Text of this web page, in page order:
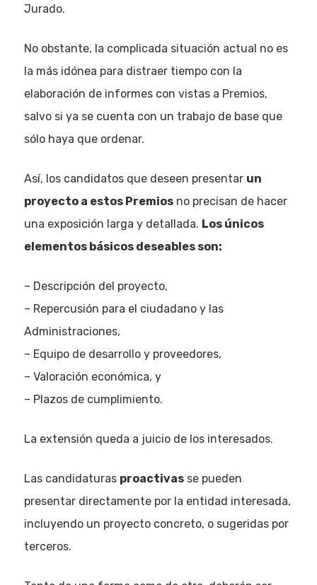
Jurado.
No obstante, la complicada situación actual no es
la más idónea para distraer tiempo con la
elaboración de informes con vistas a Premios,
salvo si ya se cuenta con un trabajo de base que
sólo haya que ordenar.
Así, los candidatos que deseen presentar un
proyecto a estos Premiosno precisan de hacer
una exposición larga y detallada. Los únicos
elementos básicos deseables son:
– Descripción del proyecto,
– Repercusión para el ciudadano y las
Administraciones,
– Equipo de desarrollo y proveedores,
– Valoración económica, y
– Plazos de cumplimiento.
La extensión queda a juicio de los interesados.
Las candidaturas proactivasse pueden
presentar directamente por la entidad interesada,
incluyendo un proyecto concreto, o sugeridas por
terceros.